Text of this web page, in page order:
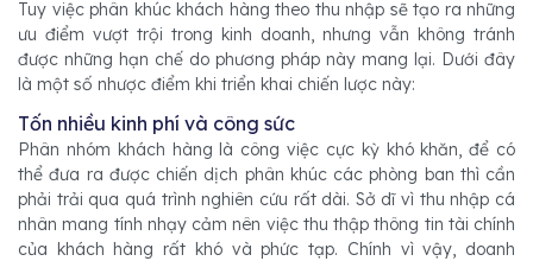
Tuy việc phân khúc khách hàng theo thu nhập sẽ tạo ra những
ưu điểm vượt trội trong kinh doanh, nhưng vẫn không tránh
được những hạn chế do phương pháp này mang lại. Dưới đây
là một số nhược điểm khi triển khai chiến lược này:
Tốn nhiều kinh phí và công sức
Phân nhóm khách hàng là công việc cực kỳ khó khăn, để có
thể đưa ra được chiến dịch phân khúc các phòng ban thì cần
phải trải qua quá trình nghiên cứu rất dài. Sở dĩ vì thu nhập cá
nhân mang tính nhạy cảm nên việc thu thập thông tin tài chính
của khách hàng rất khó và phức tạp. Chính vì vậy, doanh